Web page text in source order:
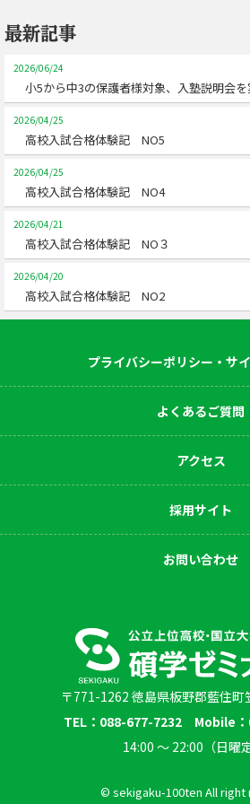
最新記事
2026/06/24
小5から中3の保護者様対象、入塾説明会
2026/04/25
高校入試合格体験記 NO5
2026/04/25
高校入試合格体験記 NO4
2026/04/21
高校入試合格体験記 NO３
2026/04/20
高校入試合格体験記 NO2
プライバシーポリシー・サ
よくあるご質問
アクセス
採用サイト
お問い合わせ
〒771-1262 徳島県板野郡藍住
TEL：088-677-7232 Mobile
14:00 〜 22:00（日曜定
© sekigaku-100ten All right